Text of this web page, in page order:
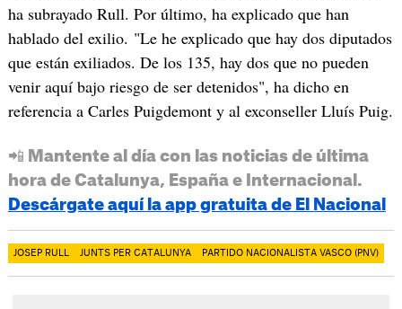
ha subrayado Rull. Por último, ha explicado que han
hablado del exilio. "Le he explicado que hay dos diputados
que están exiliados. De los 135, hay dos que no pueden
venir aquí bajo riesgo de ser detenidos", ha dicho en
referencia a Carles Puigdemont y al exconseller Lluís Puig.
📲 Mantente al día con las noticias de última
hora de Catalunya, España e Internacional.
Descárgate aquí la app gratuita de El Nacional
JOSEP RULL JUNTS PER CATALUNYA PARTIDO NACIONALISTA VASCO (PNV)